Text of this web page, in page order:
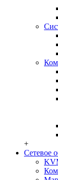
+
Сетевое